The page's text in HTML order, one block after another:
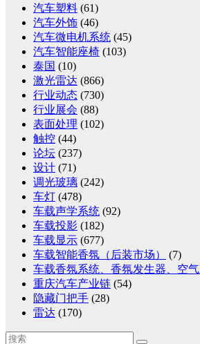
汽车塑料 (61)
汽车外饰 (46)
汽车微电机系统 (45)
汽车智能座椅 (103)
泰国 (10)
激光雷达 (866)
行业动态 (730)
行业展会 (88)
表面处理 (102)
触控 (44)
论坛 (237)
设计 (71)
调光玻璃 (242)
车灯 (478)
车载声学系统 (92)
车载投影 (182)
车载显示 (677)
车载智能香氛（后装市场）
(7)
车载香氛系统、香氛发生器、空
重庆汽车产业链 (54)
隐藏门把手 (28)
雷达 (170)